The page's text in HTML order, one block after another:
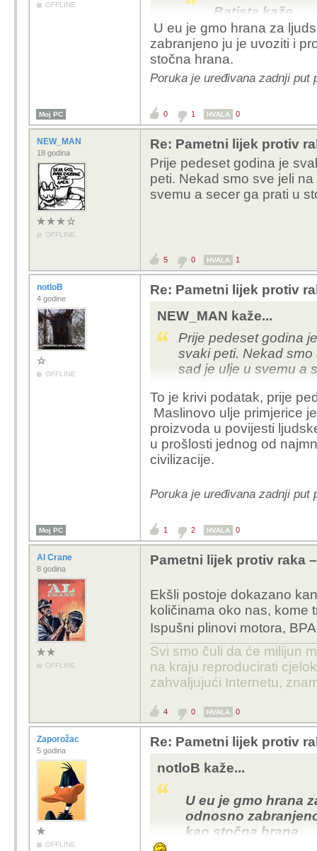
Uvjeravaju nas
znali za njih... : )
No ne vjerujem
nase zdravlje, no
nema u slobodnoj
OFFLINE Batista kaže...
guslac
Onaj
čvrst
svim
njihovo
su
No ne
utjece na
U hrvatskoj i eu
ne postoji gmo
U eu je gmo hrana za
zabranjeno ju je uvoziti i
stočna hrana.
Poruka je uređivana zadnji put
Moj PC 0 1 HVALA 0
NEW_MAN
18 godina
OFFLINE
Re: Pametni lijek protiv
Prije pedeset godina je
peti. Nekad smo sve jeli
svemu a secer ga prati u
5 0 HVALA 1
notloB
4 godine
OFFLINE
Re: Pametni lijek protiv
NEW_MAN kaže...
Prije pedeset godina
svaki peti. Nekad
sad je ulje u svemu a
To je krivi podatak, prije
Maslinovo ulje primjerice
proizvoda u povijesti
u prošlosti jednog od
civilizacije.
Poruka je uređivana zadnji put
Moj PC 1 2 HVALA 0
Al Crane
8 godina
OFFLINE
Pametni lijek protiv raka
Ekšli postoje dokazano
količinama oko nas, kome
Ispušni plinovi motora,
Svi smo čuli da će milijun
na kraju reproducirati
zahvaljujući Internetu,
4 0 HVALA 0
Zaporožac
5 godina
OFFLINE
Re: Pametni lijek protiv
notloB kaže...
U eu je gmo hrana
odnosno
kao stočna hrana.